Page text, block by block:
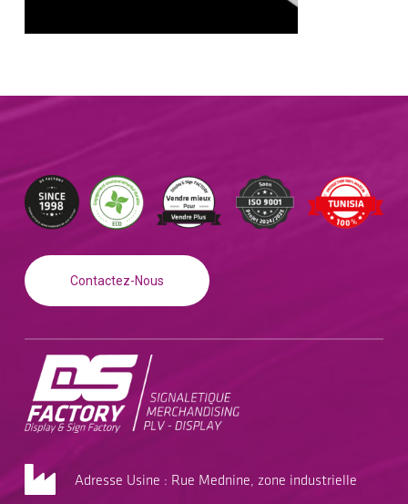
Contactez-Nous
Adresse Usine : Rue Mednine, zone industrielle